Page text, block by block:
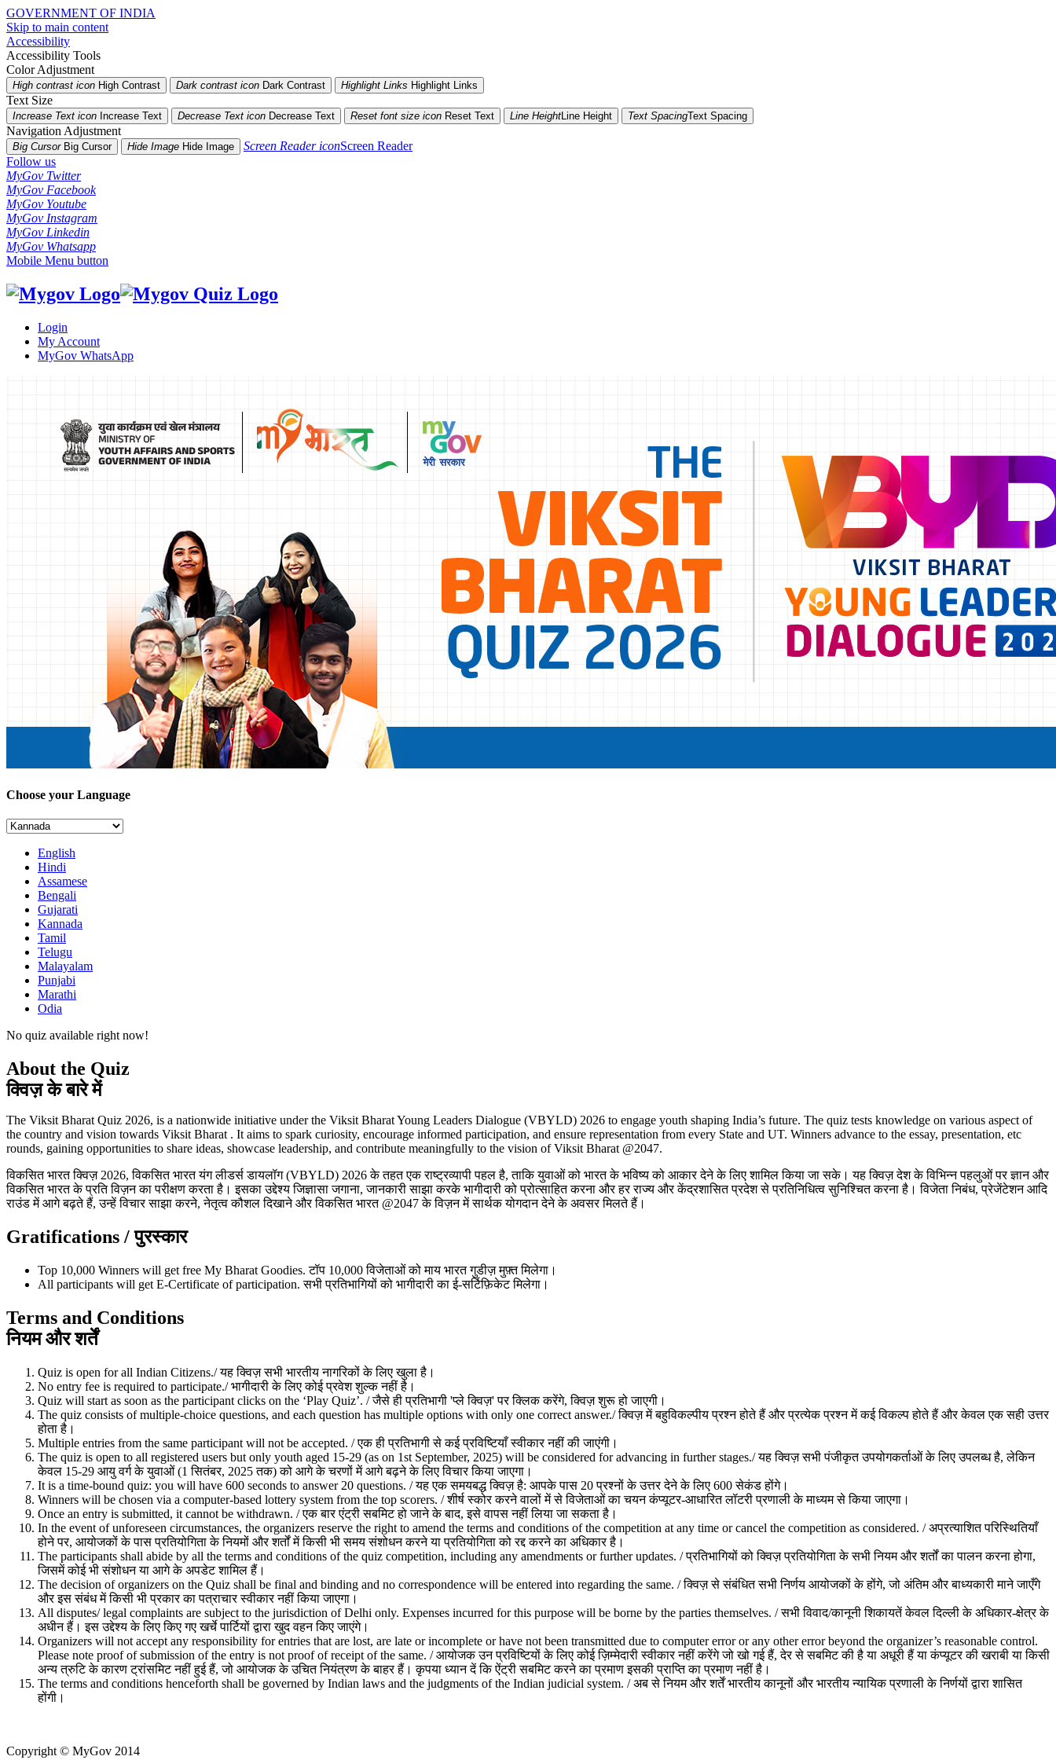
GOVERNMENT OF INDIA
Skip to main content
Accessibility
Accessibility Tools
Color Adjustment
High contrast icon High Contrast Dark contrast icon Dark Contrast Highlight Links Highlight Links
Text Size
Increase Text icon Increase Text Decrease Text icon Decrease Text Reset font size icon Reset Text Line HeightLine Height Text SpacingText Spacing
Navigation Adjustment
Big CursorBig Cursor Hide Image Hide Image Screen Reader iconScreen Reader
Follow us
MyGov Twitter
MyGov Facebook
MyGov Youtube
MyGov Instagram
MyGov Linkedin
MyGov Whatsapp
Mobile Menu button
Login
My Account
MyGov WhatsApp
Choose your Language
English
Hindi
Assamese
Bengali
Gujarati
Kannada
Tamil
Telugu
Malayalam
Punjabi
Marathi
Odia
No quiz available right now!
About the Quiz
क्विज़ के बारे में
The Viksit Bharat Quiz 2026, is a nationwide initiative under the Viksit Bharat Young Leaders Dialogue (VBYLD) 2026 to engage youth shaping India’s future. The quiz tests knowledge on various aspect of
the country and vision towards Viksit Bharat . It aims to spark curiosity, encourage informed participation, and ensure representation from every State and UT. Winners advance to the essay, presentation, etc
rounds, gaining opportunities to share ideas, showcase leadership, and contribute meaningfully to the vision of Viksit Bharat @2047.
विकसित भारत क्विज़ 2026, विकसित भारत यंग लीडर्स डायलॉग (VBYLD) 2026 के तहत एक राष्ट्रव्यापी पहल है, ताकि युवाओं को भारत के भविष्य को आकार देने के लिए शामिल किया जा सके। यह क्विज़ देश के विभिन्न पहलुओं पर ज्ञान और
विकसित भारत के प्रति विज़न का परीक्षण करता है। इसका उद्देश्य जिज्ञासा जगाना, जानकारी साझा करके भागीदारी को प्रोत्साहित करना और हर राज्य और केंद्रशासित प्रदेश से प्रतिनिधित्व सुनिश्चित करना है। विजेता निबंध, प्रेजेंटेशन आदि
राउंड में आगे बढ़ते हैं, उन्हें विचार साझा करने, नेतृत्व कौशल दिखाने और विकसित भारत @2047 के विज़न में सार्थक योगदान देने के अवसर मिलते हैं।
Gratifications /पुरस्कार
Top 10,000 Winners will get free My Bharat Goodies.टॉप 10,000 विजेताओं को माय भारत गुडीज़ मुफ़्त मिलेगा।
All participants will get E-Certificate of participation.सभी प्रतिभागियों को भागीदारी का ई-सर्टिफ़िकेट मिलेगा।
Terms and Conditions
नियम और शर्तें
Quiz is open for all Indian Citizens./ यह क्विज़ सभी भारतीय नागरिकों के लिए खुला है।
No entry fee is required to participate./ भागीदारी के लिए कोई प्रवेश शुल्क नहीं है।
Quiz will start as soon as the participant clicks on the ‘Play Quiz’. / जैसे ही प्रतिभागी 'प्ले क्विज़' पर क्लिक करेंगे, क्विज़ शुरू हो जाएगी।
The quiz consists of multiple-choice questions, and each question has multiple options with only one correct answer./ क्विज़ में बहुविकल्पीय प्रश्न होते हैं और प्रत्येक प्रश्न में कई विकल्प होते हैं और केवल एक सही उत्तर
होता है।
Multiple entries from the same participant will not be accepted. / एक ही प्रतिभागी से कई प्रविष्टियाँ स्वीकार नहीं की जाएंगी।
The quiz is open to all registered users but only youth aged 15-29 (as on 1st September, 2025) will be considered for advancing in further stages./ यह क्विज़ सभी पंजीकृत उपयोगकर्ताओं के लिए उपलब्ध है, लेकिन
केवल 15-29 आयु वर्ग के युवाओं (1 सितंबर, 2025 तक) को आगे के चरणों में आगे बढ़ने के लिए विचार किया जाएगा।
It is a time-bound quiz: you will have 600 seconds to answer 20 questions. / यह एक समयबद्ध क्विज़ है: आपके पास 20 प्रश्नों के उत्तर देने के लिए 600 सेकंड होंगे।
Winners will be chosen via a computer-based lottery system from the top scorers. / शीर्ष स्कोर करने वालों में से विजेताओं का चयन कंप्यूटर-आधारित लॉटरी प्रणाली के माध्यम से किया जाएगा।
Once an entry is submitted, it cannot be withdrawn. / एक बार एंट्री सबमिट हो जाने के बाद, इसे वापस नहीं लिया जा सकता है।
In the event of unforeseen circumstances, the organizers reserve the right to amend the terms and conditions of the competition at any time or cancel the competition as considered. / अप्रत्याशित परिस्थितियाँ
होने पर, आयोजकों के पास प्रतियोगिता के नियमों और शर्तों में किसी भी समय संशोधन करने या प्रतियोगिता को रद्द करने का अधिकार है।
The participants shall abide by all the terms and conditions of the quiz competition, including any amendments or further updates. / प्रतिभागियों को क्विज़ प्रतियोगिता के सभी नियम और शर्तों का पालन करना होगा,
जिसमें कोई भी संशोधन या आगे के अपडेट शामिल हैं।
The decision of organizers on the Quiz shall be final and binding and no correspondence will be entered into regarding the same. / क्विज़ से संबंधित सभी निर्णय आयोजकों के होंगे, जो अंतिम और बाध्यकारी माने जाएँगे
और इस संबंध में किसी भी प्रकार का पत्राचार स्वीकार नहीं किया जाएगा।
All disputes/ legal complaints are subject to the jurisdiction of Delhi only. Expenses incurred for this purpose will be borne by the parties themselves. / सभी विवाद/कानूनी शिकायतें केवल दिल्ली के अधिकार-क्षेत्र के
अधीन हैं। इस उद्देश्य के लिए किए गए खर्चे पार्टियों द्वारा खुद वहन किए जाएंगे।
Organizers will not accept any responsibility for entries that are lost, are late or incomplete or have not been transmitted due to computer error or any other error beyond the organizer’s reasonable control.
Please note proof of submission of the entry is not proof of receipt of the same. / आयोजक उन प्रविष्टियों के लिए कोई ज़िम्मेदारी स्वीकार नहीं करेंगे जो खो गई हैं, देर से सबमिट की है या अधूरी हैं या कंप्यूटर की खराबी या किसी
अन्य त्रुटि के कारण ट्रांसमिट नहीं हुई हैं, जो आयोजक के उचित नियंत्रण के बाहर हैं। कृपया ध्यान दें कि ऐंट्री सबमिट करने का प्रमाण इसकी प्राप्ति का प्रमाण नहीं है।
The terms and conditions henceforth shall be governed by Indian laws and the judgments of the Indian judicial system. / अब से नियम और शर्तें भारतीय कानूनों और भारतीय न्यायिक प्रणाली के निर्णयों द्वारा शासित
होंगी।
Copyright © MyGov 2014